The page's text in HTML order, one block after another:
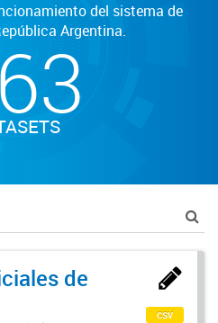
del sistema de
Argentina.
de
csv